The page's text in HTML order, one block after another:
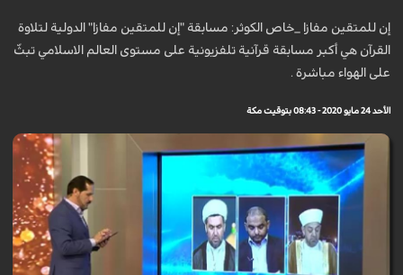
إن للمتقين مفازا _خاص الكوثر: مسابقة "إن للمتقين مفازا" الدولية لتلاوة
القرآن هي أكبر مسابقة قرآنية تلفزيونية على مستوى العالم الاسلامي تبثّ
على الهواء مباشرة .
الأحد 24 مايو 2020 - 08:43 بتوقيت مكة